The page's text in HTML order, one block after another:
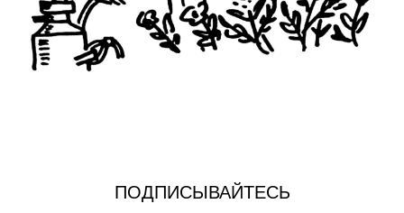
ПОДПИСЫВАЙТЕСЬ